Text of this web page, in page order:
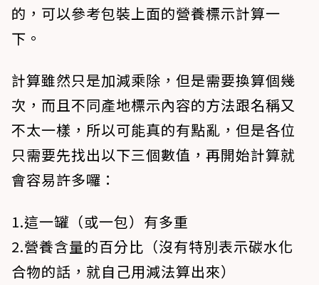
的，可以參考包裝上面的營養標示計算一
下。
計算雖然只是加減乘除，但是需要換算個幾
次，而且不同產地標示內容的方法跟名稱又
不太一樣，所以可能真的有點亂，但是各位
只需要先找出以下三個數值，再開始計算就
會容易許多囉：
1.這一罐（或一包）有多重
2.營養含量的百分比（沒有特別表示碳水化
合物的話，就自己用減法算出來）